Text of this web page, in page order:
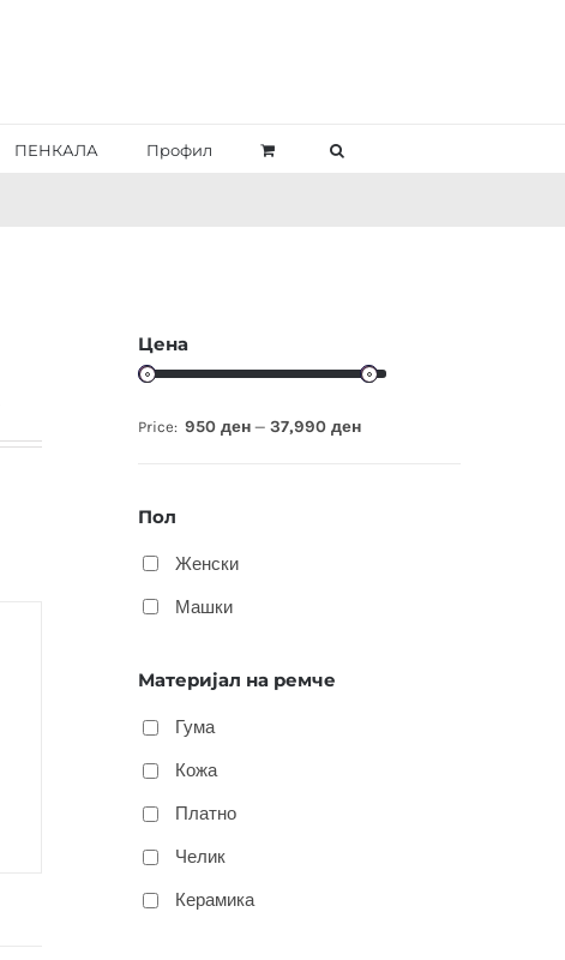
ПЕНКАЛА Профил
Цена
Price: 950 ден— 37,990 ден
Пол
Женски
Машки
Материјал на ремче
Гума
Кожа
Платно
Челик
Керамика